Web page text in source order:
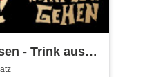
- Trink aus!
- Tour